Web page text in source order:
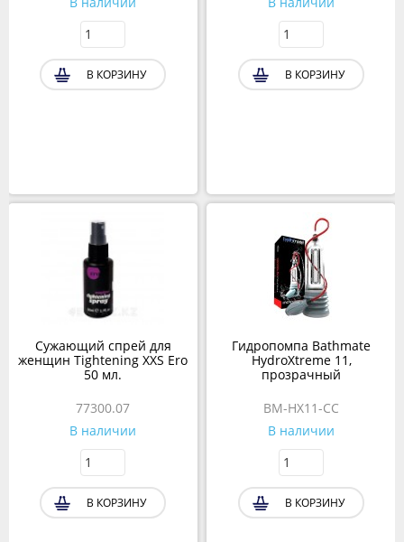
В КОРЗИНУ
Сужающий спрей для
женщин Tightening XXS Ero
50 мл.
77300.07
В наличии
В КОРЗИНУ
В КОРЗИНУ
Гидропомпа Bathmate
HydroXtreme 11,
прозрачный
BM-HX11-CC
В наличии
В КОРЗИНУ